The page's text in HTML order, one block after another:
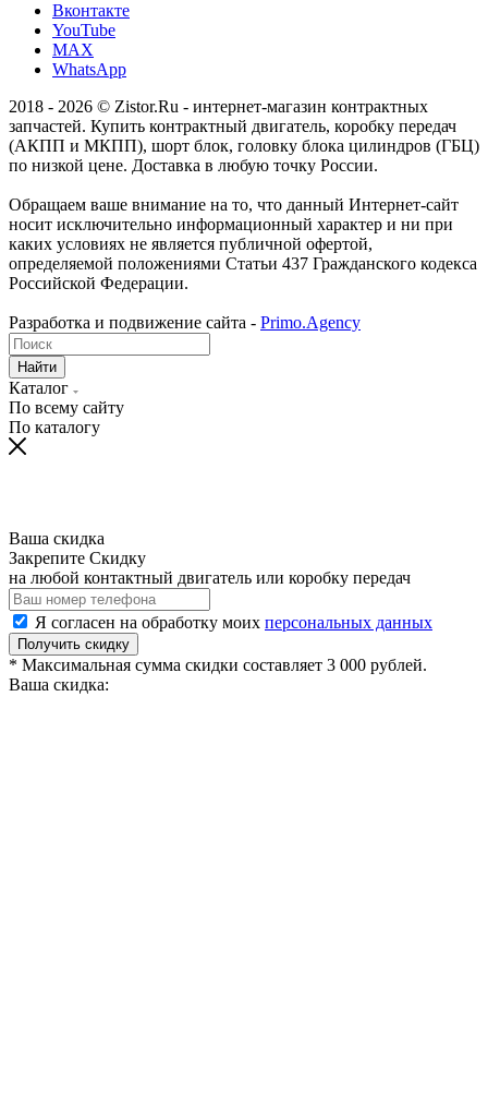
Вконтакте
YouTube
MAX
WhatsApp
2018 - 2026 © Zistor.Ru - интернет-магазин контрактных
запчастей. Купить контрактный двигатель, коробку передач
(АКПП и МКПП), шорт блок, головку блока цилиндров (ГБЦ)
по низкой цене. Доставка в любую точку России.
Обращаем ваше внимание на то, что данный Интернет-сайт
носит исключительно информационный характер и ни при
каких условиях не является публичной офертой,
определяемой положениями Статьи 437 Гражданского кодекса
Российской Федерации.
Разработка и подвижение сайта - Primo.Agency
Найти
Каталог
По всему сайту
По каталогу
Ваша скидка
Закрепите Скидку
на любой контактный двигатель или коробку передач
Я согласен на обработку моих персональных данных
Получить скидку
* Максимальная сумма скидки составляет 3 000 рублей.
Ваша скидка: